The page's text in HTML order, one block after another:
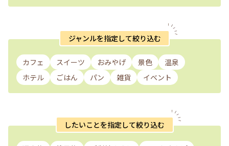
ジャンルを指定して絞り込む
カフェ スイーツ おみやげ 景色
温泉
ホテル
ごはん パン 雑貨 イベント
したいことを指定して絞り込む